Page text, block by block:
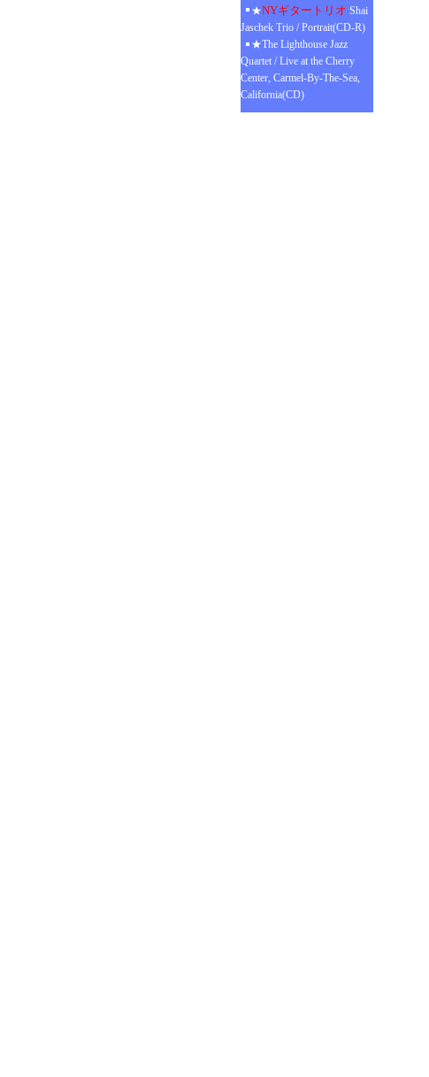
★NYギタートリオ Shai
Jaschek Trio / Portrait(CD-R)
★The Lighthouse Jazz
Quartet / Live at the Cherry
Center, Carmel-By-The-Sea,
California(CD)